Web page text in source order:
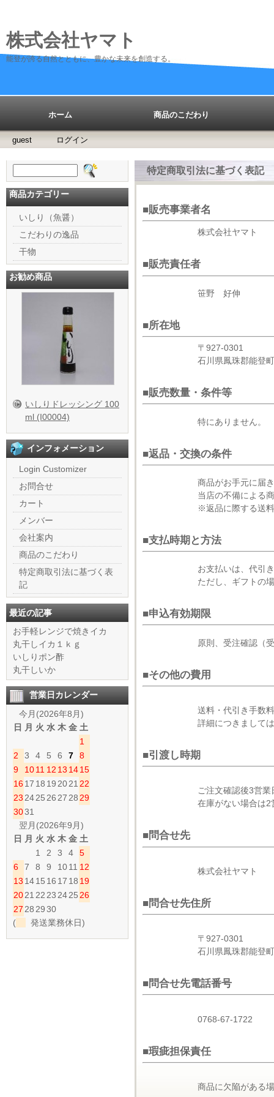
株式会社ヤマト
能登が誇る自然とともに、豊かな未来を創造する。
ホーム 商品のこだわり
guest ログイン
特定商取引法に基づく表記
■販売事業者名
株式会社ヤマト
■販売責任者
笹野 好伸
■所在地
〒927-0301
石川県鳳珠郡能登
■販売数量・条件等
特にありません。
■返品・交換の条件
商品がお手元に届
当店の不備による
※返品に際する送
■支払時期と方法
お支払いは、代引
ただし、ギフトの
■申込有効期限
原則、受注確認（
■その他の費用
送料・代引き手数
詳細につきまして
■引渡し時期
ご注文確認後3営
在庫がない場合は
■問合せ先
株式会社ヤマト
■問合せ先住所
〒927-0301
石川県鳳珠郡能登
■問合せ先電話番号
0768-67-1722
■瑕疵担保責任
商品に欠陥がある
索:
商品カテゴリー
いしり（魚醤）
こだわりの逸品
干物
お勧め商品
いしりドレッシング 100
ml (I00004)
インフォメーション
Login Customizer
お問合せ
カート
メンバー
会社案内
商品のこだわり
特定商取引法に基づく表
記
最近の記事
お手軽レンジで焼きイカ
丸干しイカ１ｋｇ
いしりポン酢
丸干しいか
営業日カレンダー
今月(2026年8月)
日
月 火 水 木 金 土
1
2
3 4 5 6 7
8
9
1011 12 13 1415
1617 18 19 2021 22
23 2425 26 27 28 29
3031
翌月(2026年9月)
日
月 火 水 木 金 土
1
2 3 4
5
6
7 8 9 1011 12
13 1415 16 17 18 19
2021 22 23 2425 26
27 28 2930
(
発送業務休日)